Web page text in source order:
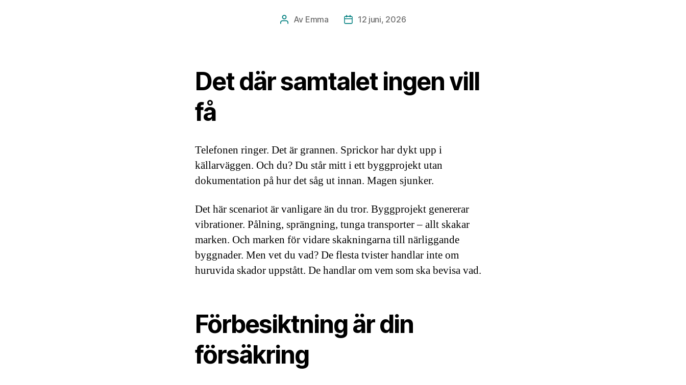
Inläggsförfattare
Av Emma Inläggsdatum
12 juni, 2026
Det där samtalet ingen vill
få
Telefonen ringer. Det är grannen. Sprickor har dykt upp i
källarväggen. Och du? Du står mitt i ett byggprojekt utan
dokumentation på hur det såg ut innan. Magen sjunker.
Det här scenariot är vanligare än du tror. Byggprojekt genererar
vibrationer. Pålning, sprängning, tunga transporter – allt skakar
marken. Och marken för vidare skakningarna till närliggande
byggnader. Men vet du vad? De flesta tvister handlar inte om
huruvida skador uppstått. De handlar om vem som ska bevisa vad.
Förbesiktning är din
försäkring